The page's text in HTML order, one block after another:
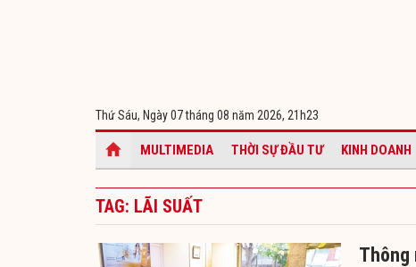
Thứ Sáu, Ngày 07 tháng 08 năm 2026, 21h23
MULTIMEDIA THỜI SỰ ĐẦU TƯ KINH DOANH
TAG: LÃI SUẤT
Thông